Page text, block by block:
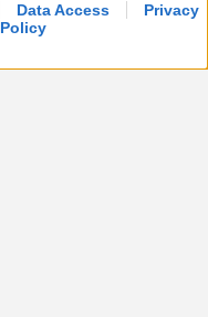
Data Access
Privacy
Policy